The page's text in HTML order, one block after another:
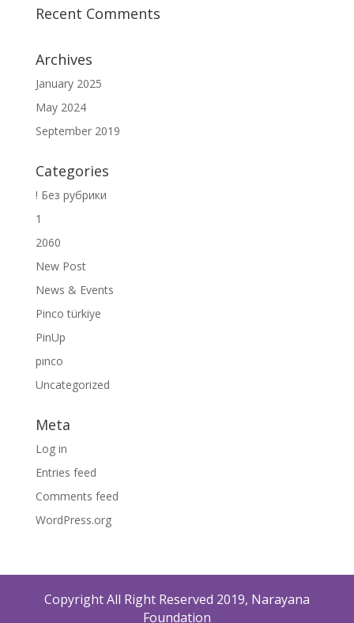
Recent Comments
Archives
January 2025
May 2024
September 2019
Categories
! Без рубрики
1
2060
New Post
News & Events
Pinco türkiye
PinUp
pınco
Uncategorized
Meta
Log in
Entries feed
Comments feed
WordPress.org
Copyright All Right Reserved 2019, Narayana
Foundation